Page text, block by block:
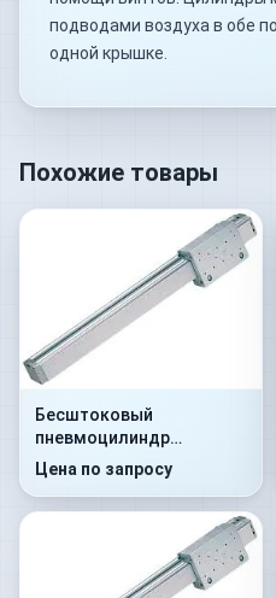
подводами воздуха в обе
одной крышке.
Похожие товары
Бесштоковый
пневмоцилиндр
52R2C25A0380
Цена по запросу